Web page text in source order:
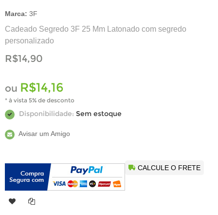
Marca: 3F
Cadeado Segredo 3F 25 Mm Latonado com segredo
personalizado
R$14,90
ou R$14,16
* à vista 5% de desconto
Disponibilidade: Sem estoque
Avisar um Amigo
CALCULE O FRETE